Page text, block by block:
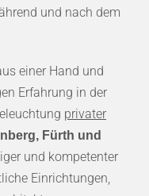
und nach dem
einer Hand und
Erfahrung in der
privater
Fürth und
und kompetenter
Einrichtungen,